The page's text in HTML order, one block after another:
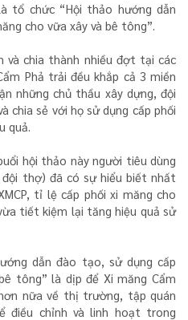
tổ chức “Hội thảo hướng dẫn
cho vữa xây và bê tông”.
và chia thành nhiều đợt tại các
Phả trải đều khắp cả 3 miền
những chủ thầu xây dựng, đội
chia sẻ với họ sử dụng cấp phối
quả.
hội thảo này người tiêu dùng
thợ) đã có sự hiểu biết nhất
tỉ lệ cấp phối xi măng cho
tiết kiệm lại tăng hiệu quả sử
dẫn đào tạo, sử dụng cấp
tông” là dịp để Xi măng Cẩm
nữa về thị trường, tập quán
điều chỉnh và linh hoạt trong